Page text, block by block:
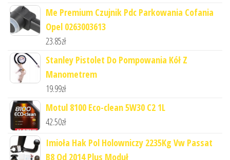
Me Premium Czujnik Pdc Parkowania Cofania
Opel 0263003613
23.85zł
Stanley Pistolet Do Pompowania Kół Z
Manometrem
19.99zł
Motul 8100 Eco-clean 5W30 C2 1L
42.50zł
Imioła Hak Pol Holowniczy 2235Kg Vw Passat
B8 Od 2014 Plus Moduł